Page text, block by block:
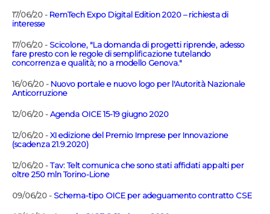
17/06/20 - RemTech Expo Digital Edition 2020 – richiesta di
interesse
17/06/20 - Scicolone, "La domanda di progetti riprende, adesso
fare presto con le regole di semplificazione tutelando
concorrenza e qualità; no a modello Genova."
16/06/20 - Nuovo portale e nuovo logo per l'Autorità Nazionale
Anticorruzione
12/06/20 - Agenda OICE 15-19 giugno 2020
12/06/20 - XI edizione del Premio Imprese per Innovazione
(scadenza 21.9.2020)
12/06/20 - Tav: Telt comunica che sono stati affidati appalti per
oltre 250 mln Torino-Lione
09/06/20 - Schema-tipo OICE per adeguamento contratto CSE